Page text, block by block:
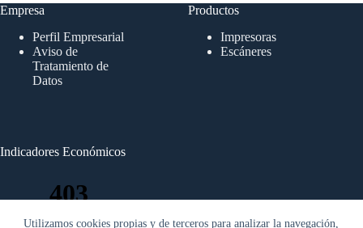
Utilizamos cookies propias y de terceros para analizar la navegación,
Empresa
Perfil Empresarial
Aviso de
Tratamiento de
Datos
Productos
Impresoras
Escáneres
Indicadores Económicos